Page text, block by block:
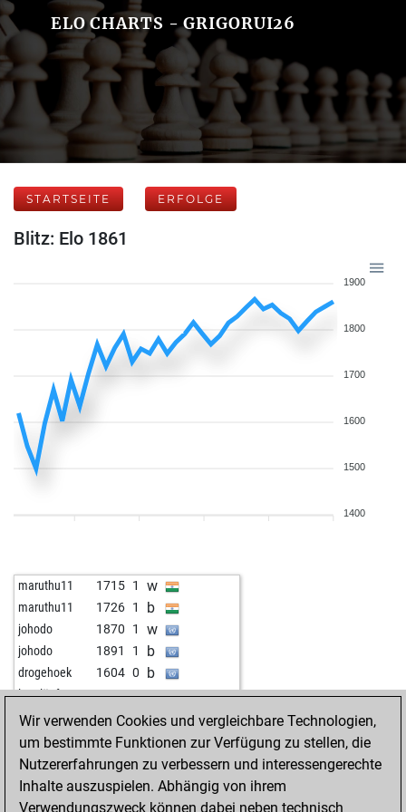
ELO CHARTS - GRIGORUI26
STARTSEITE ERFOLGE
Blitz: Elo 1861
1900
1800
1700
1600
1500
1400
maruthu11 1715 1 w
maruthu11 1726 1 b
johodo 1870 1 w
johodo 1891 1 b
drogehoek 1604 0 b
langläufer 1953 0 w
pudel 1825 0 w
katowice0706 1687 1 b
doreni64 1780 0 w
onetfan 1862 1 b
lausbube 1869 1 b
Wir verwenden Cookies und vergleichbare Technologien,
um bestimmte Funktionen zur Verfügung zu stellen, die
Nutzererfahrungen zu verbessern und interessengerechte
Inhalte auszuspielen. Abhängig von ihrem
Verwendungszweck können dabei neben technisch